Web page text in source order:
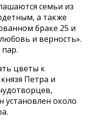
семьи из
а также
браке 25 и
и верность».
цветы к
Петра и
установлен около